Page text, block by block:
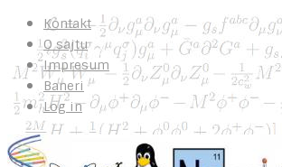
Kontakt
O sajtu
Impresum
Baneri
Log in